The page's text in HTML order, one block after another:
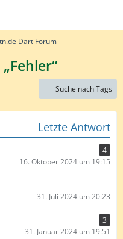
Dart Forum
Suche nach Tags
Letzte Antwort
4
16. Oktober 2024 um 19:15
31. Juli 2024 um 20:23
3
31. Januar 2024 um 19:51